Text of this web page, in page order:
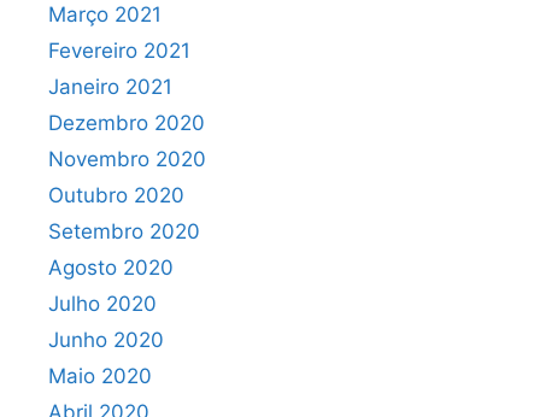
Março 2021
Fevereiro 2021
Janeiro 2021
Dezembro 2020
Novembro 2020
Outubro 2020
Setembro 2020
Agosto 2020
Julho 2020
Junho 2020
Maio 2020
Abril 2020